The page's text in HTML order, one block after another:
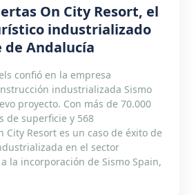
On City Resort, el
industrializado
de Andalucía
confió en la empresa
industrializada Sismo
proyecto. Con más de 70.000
de superficie y 568
City Resort es un caso de éxito de
en el sector
la incorporación de Sismo Spain,